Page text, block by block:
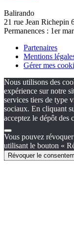
Balirando
21 rue Jean Richepin
Permanences : 1er
Partenaires
Mentions
Gérer mes
Nous utilisons des
expérience sur notre
services tiers de type
sociaux. En cliquant
acceptez le dépôt des
Vous pouvez
utilisant le bouton «
Révoquer le